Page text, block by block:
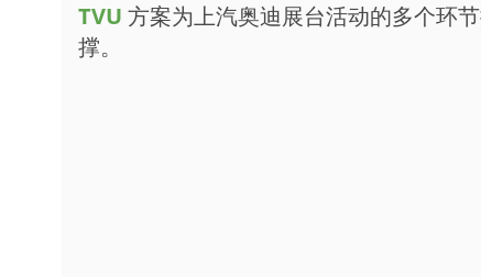
TVU方案为上汽奥迪展台活动的多个环
撑。